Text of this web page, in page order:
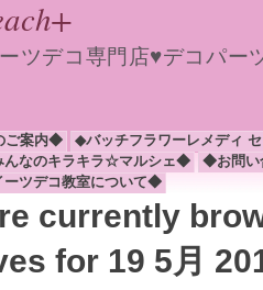
ツデコ専門店♥デコパ
ご案内◆
◆バッチフラワーレメディ
なのキラキラ☆マルシェ◆
◆お問
ツデコ教室について◆
currently
for 19 5月